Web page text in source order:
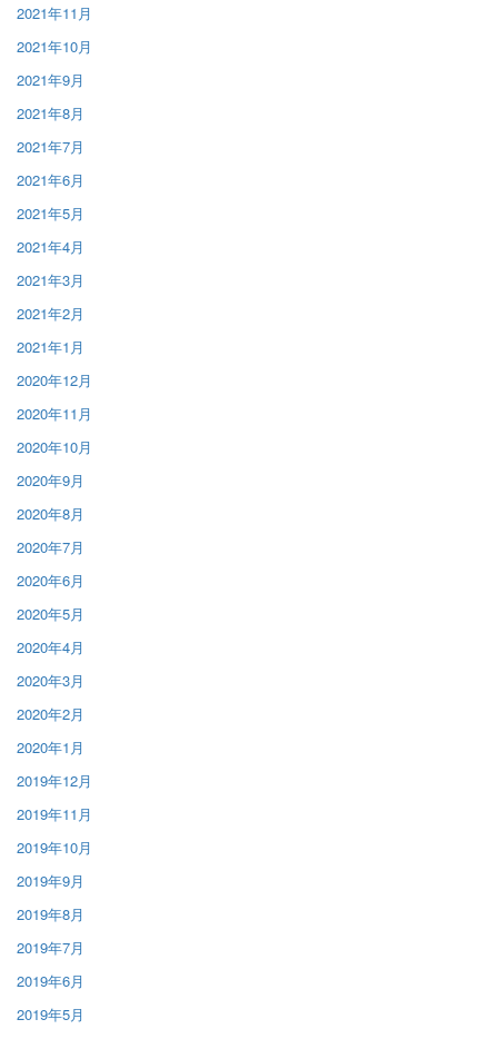
2021年11月
2021年10月
2021年9月
2021年8月
2021年7月
2021年6月
2021年5月
2021年4月
2021年3月
2021年2月
2021年1月
2020年12月
2020年11月
2020年10月
2020年9月
2020年8月
2020年7月
2020年6月
2020年5月
2020年4月
2020年3月
2020年2月
2020年1月
2019年12月
2019年11月
2019年10月
2019年9月
2019年8月
2019年7月
2019年6月
2019年5月